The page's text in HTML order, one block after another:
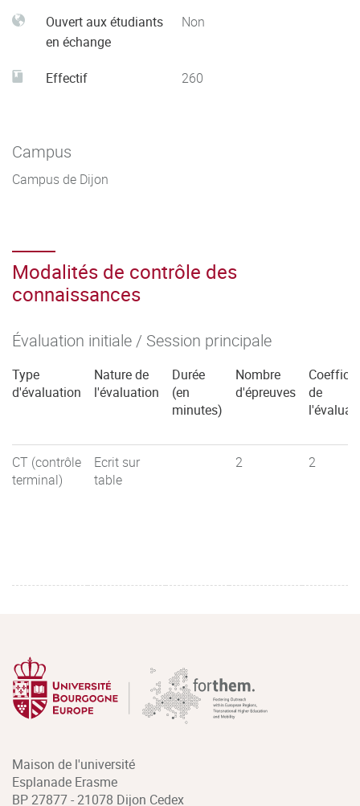
Ouvert aux étudiants
en échange
Non
Effectif 260
Campus
Campus de Dijon
Modalités de contrôle des
connaissances
Évaluation initiale / Session principale
Type
d'évaluation
Nature de
l'évaluation
Durée
(en
minutes)
Nombre
d'épreuves
de
CT (contrôle
terminal)
Ecrit sur
table
2 2
Maison de l'université
Esplanade Erasme
BP 27877 - 21078 Dijon Cedex